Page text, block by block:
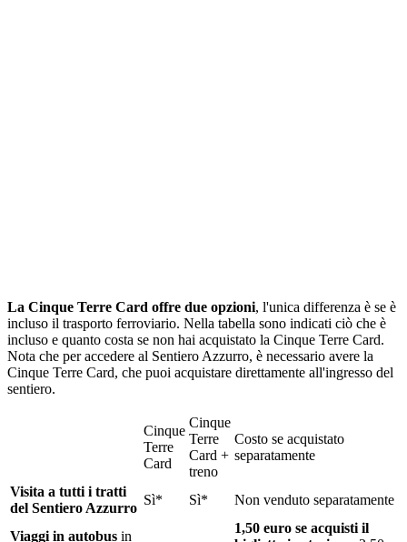
La Cinque Terre Card offre due opzioni, l'unica differenza è se è
incluso il trasporto ferroviario. Nella tabella sono indicati ciò che è
incluso e quanto costa se non hai acquistato la Cinque Terre Card.
Nota che per accedere al Sentiero Azzurro, è necessario avere la
Cinque Terre Card, che puoi acquistare direttamente all'ingresso del
sentiero.
Cinque
Terre
Card
Cinque
Terre
Card +
treno
Costo se acquistato
separatamente
Visita a tutti i tratti
del Sentiero Azzurro
Sì* Sì* Non venduto separatamente
Viaggi in autobus in
1,50 euro se acquisti il